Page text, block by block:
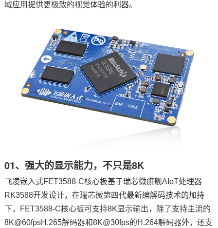
新闻中心
域应用提供更极致的视觉体验的利器。
01、强大的显示能力，不只是8K
飞凌嵌入式FET3588-C核心板基于瑞芯微旗舰AIoT处理器
RK3588开发设计，在瑞芯微第四代最新编解码技术的加持
下，FET3588-C核心板可支持8K显示输出，除了支持主流的
8K@60fpsH.265解码器和8K@30fps的H.264解码器外，还支